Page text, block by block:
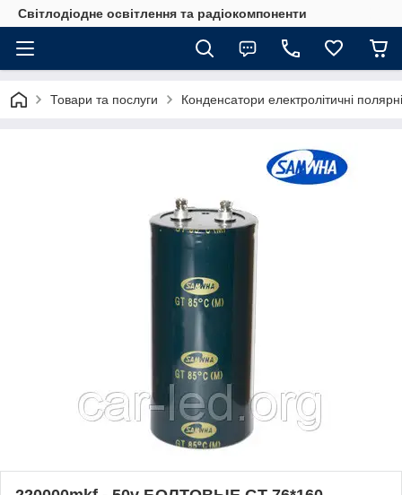
Світлодіодне освітлення та радіокомпоненти
Товари та послуги Конденсатори електролітичні